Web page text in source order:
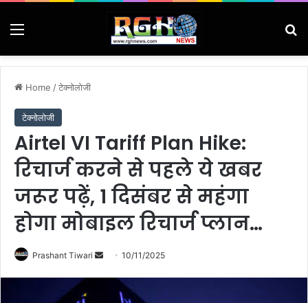
Menu
Home /टेक्नोलोजी
टेक्नोलोजी
Airtel VI Tariff Plan Hike:
रिचार्ज करने से पहले ये खबर
जरूर पढ़ें, 1 दिसंबर से महंगा
होगा मोबाइल रिचार्ज प्लान…
Prashant Tiwari
Send10/11/2025